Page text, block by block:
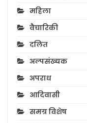
महिला
वैचारिकी
दलित
अल्पसंख्यक
अपराध
आदिवासी
समग्र विशेष